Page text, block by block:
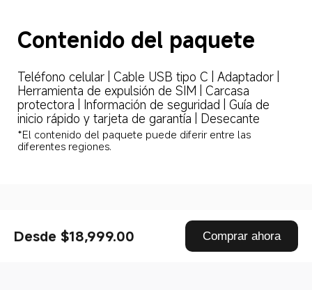
Desde $18,999.00 Comprar ahora
Contenido del paquete
Teléfono celular | Cable USB tipo C | Adaptador |
Herramienta de expulsión de SIM | Carcasa
protectora | Información de seguridad | Guía de
inicio rápido y tarjeta de garantía | Desecante
*El contenido del paquete puede diferir entre las
diferentes regiones.